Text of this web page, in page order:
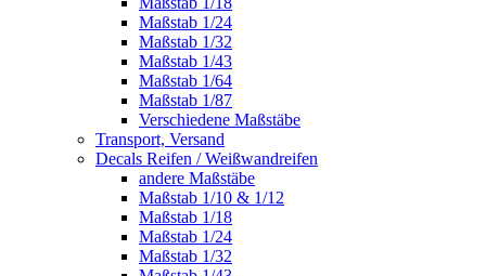
Maßstab 1/24
Maßstab 1/32
Maßstab 1/43
Maßstab 1/64
Maßstab 1/87
Verschiedene Maßstäbe
Transport, Versand
Decals Reifen / Weißwandreifen
andere Maßstäbe
Maßstab 1/10 & 1/12
Maßstab 1/18
Maßstab 1/24
Maßstab 1/32